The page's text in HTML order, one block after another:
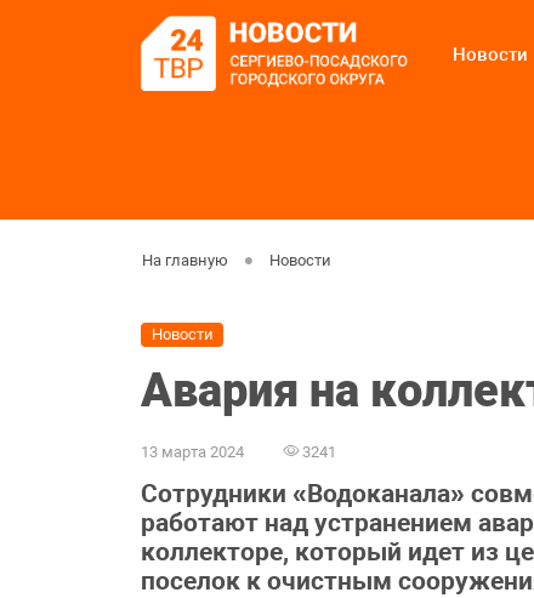
Новости
На главную Новости
Новости
Авария на
13 марта 2024 3241
Сотрудники «Водоканала»
работают над устранением
коллекторе, который идет из
поселок к очистным